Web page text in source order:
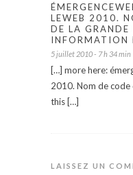
LEWEB 2010.
DE LA GRANDE
INFORMATION
5 juillet 2010 - 7 h 34 min
[…] more here:
2010. Nom de code
this […]
LAISSEZ UN